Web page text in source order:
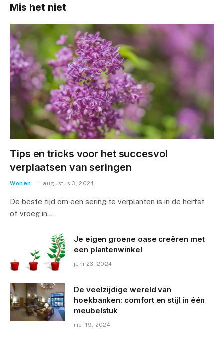
Mis het niet
Tips en tricks voor het succesvol
verplaatsen van seringen
Wonen augustus 3, 2024
De beste tijd om een sering te verplanten is in de herfst
of vroeg in…
Je eigen groene oase creëren met
een plantenwinkel
juni 23, 2024
De veelzijdige wereld van
hoekbanken: comfort en stijl in één
meubelstuk
mei 19, 2024